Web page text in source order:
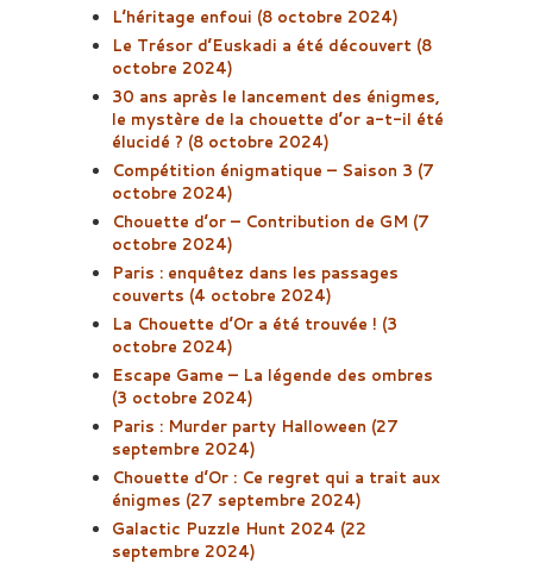
L’héritage enfoui (8 octobre 2024)
Le Trésor d’Euskadi a été découvert (8
octobre 2024)
30 ans après le lancement des énigmes,
le mystère de la chouette d’or a-t-il été
élucidé ? (8 octobre 2024)
Compétition énigmatique – Saison 3 (7
octobre 2024)
Chouette d’or – Contribution de GM (7
octobre 2024)
Paris : enquêtez dans les passages
couverts (4 octobre 2024)
La Chouette d’Or a été trouvée ! (3
octobre 2024)
Escape Game – La légende des ombres
(3 octobre 2024)
Paris : Murder party Halloween (27
septembre 2024)
Chouette d’Or : Ce regret qui a trait aux
énigmes (27 septembre 2024)
Galactic Puzzle Hunt 2024 (22
septembre 2024)